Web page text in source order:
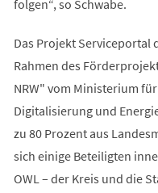
folgen“, so Schwabe.
Das Projekt Serviceportal
Rahmen des
NRW" vom Ministerium
Digitalisierung und
zu 80 Prozent aus
sich einige Beteiligten
OWL – der Kreis und die